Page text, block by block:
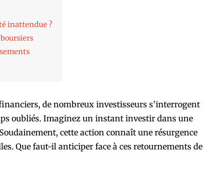
inattendue ?
de nombreux investisseurs s’interrogent
oubliés. Imaginez un instant investir dans une
cette action connaît une résurgence
Que faut-il anticiper face à ces retournements de